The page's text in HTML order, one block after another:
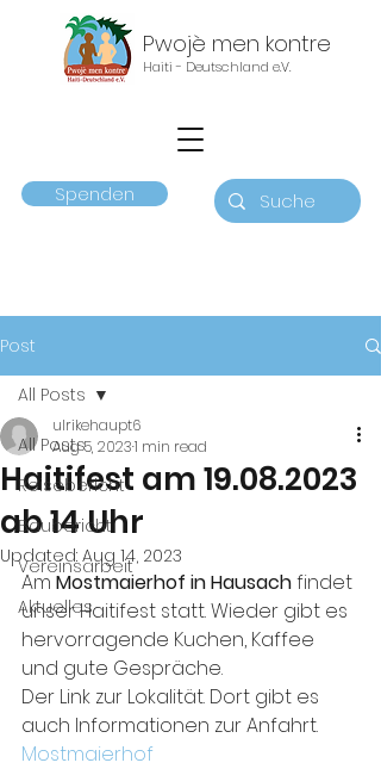
Pwojè men kontre
Haiti - Deutschland e.V.
Spenden
Post
All Posts
Reisebericht
Baubericht
Vereinsarbeit
Aktuelles
All Posts
Haitifest am 19.08.2023
ab 14 Uhr
ulrikehaupt6
Aug 5, 20231 min read
Updated: Aug 14, 2023
Am Mostmaierhof in Hausach findet
unser Haitifest statt. Wieder gibt es
hervorragende Kuchen, Kaffee
und gute Gespräche.
Der Link zur Lokalität. Dort gibt es
auch Informationen zur Anfahrt.
Mostmaierhof